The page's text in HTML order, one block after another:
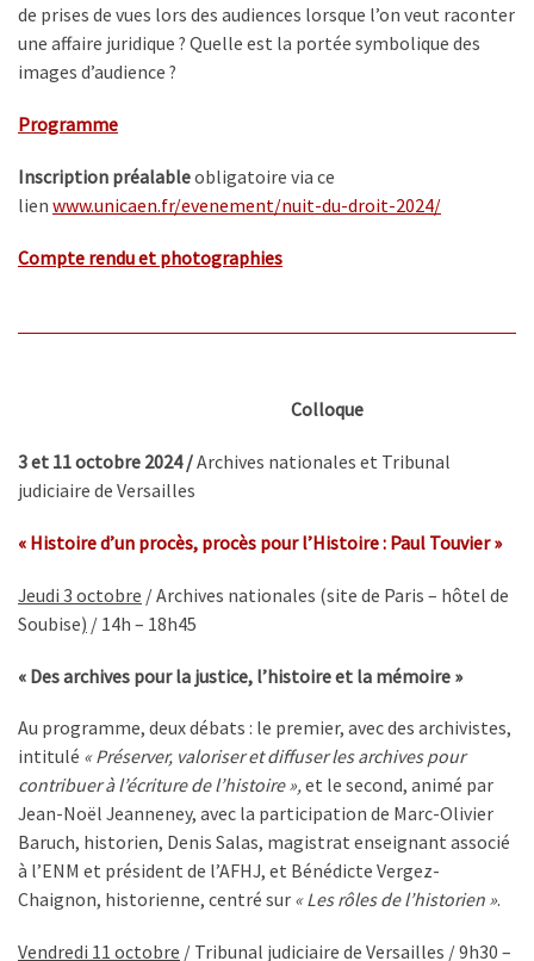
de prises de vues lors des audiences lorsque l’on veut raconter
une affaire juridique ? Quelle est la portée symbolique des
images d’audience ?
Programme
Inscription préalableobligatoire via ce
lien www.unicaen.fr/evenement/nuit-du-droit-2024/
Compte rendu et photographies
Colloque
3 et 11 octobre 2024 /Archives nationales et Tribunal
judiciaire de Versailles
« Histoire d’un procès, procès pour l’Histoire : Paul Touvier »
Jeudi 3 octobre / Archives nationales (site de Paris – hôtel de
Soubise) / 14h – 18h45
« Des archives pour la justice, l’histoire et la mémoire »
Au programme, deux débats : le premier, avec des archivistes,
intitulé « Préserver, valoriser et diffuser les archives pour
contribuer à l’écriture de l’histoire »,et le second, animé par
Jean-Noël Jeanneney, avec la participation de Marc-Olivier
Baruch, historien, Denis Salas, magistrat enseignant associé
à l’ENM et président de l’AFHJ, et Bénédicte Vergez-
Chaignon, historienne, centré sur « Les rôles de l’historien ».
Vendredi 11 octobre / Tribunal judiciaire de Versailles / 9h30 –